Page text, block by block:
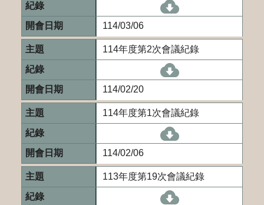
114/03/06
114年度第2次會議紀錄
114/02/20
114年度第1次會議紀錄
114/02/06
113年度第19次會議紀錄